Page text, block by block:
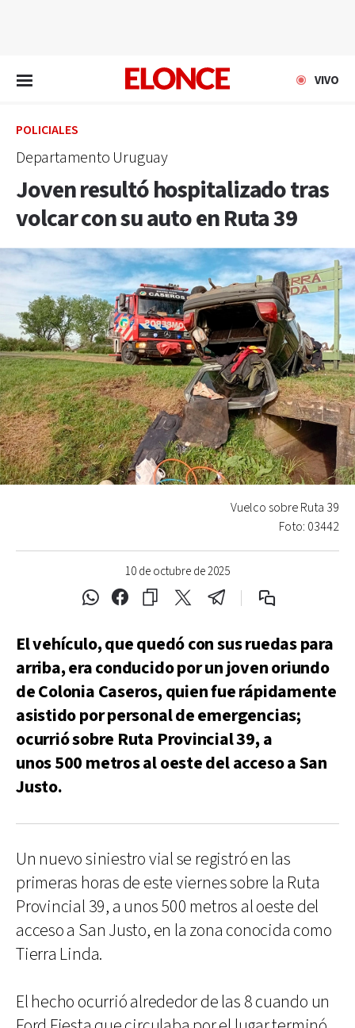
VIVO
POLICIALES
Departamento Uruguay
Joven resultó hospitalizado tras
volcar con su auto en Ruta 39
10 de octubre de 2025
Vuelco sobre Ruta 39
Foto: 03442
El vehículo, que quedó con sus ruedas para
arriba, era conducido por un joven oriundo
de Colonia Caseros, quien fue rápidamente
asistido por personal de emergencias;
ocurrió sobre Ruta Provincial 39, a
unos 500 metros al oeste del acceso a San
Justo.
Un nuevo siniestro vial se registró en las
primeras horas de este viernes sobre la Ruta
Provincial 39, a unos 500 metros al oeste del
acceso a San Justo, en la zona conocida como
Tierra Linda.
El hecho ocurrió alrededor de las 8 cuando un